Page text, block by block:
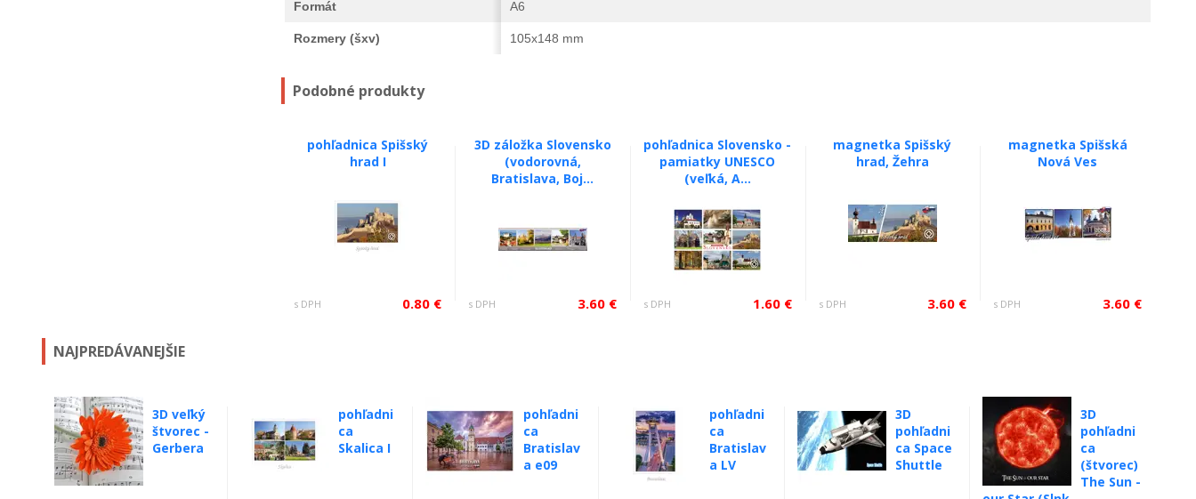
Formát A6
Rozmery (šxv) 105x148 mm
Podobné produkty
pohľadnica Spišský
hrad I
s DPH 0.80 €
3D záložka Slovensko
(vodorovná,
Bratislava, Boj...
s DPH 3.60 €
pohľadnica Slovensko -
pamiatky UNESCO
(veľká, A...
s DPH 1.60 €
magnetka Spišský
hrad, Žehra
s DPH 3.60 €
magnetka Spišská
Nová Ves
s DPH 3.60 €
NAJPREDÁVANEJŠIE
3D veľký
štvorec -
Gerbera
pohľadni
ca
Skalica I
pohľadni
ca
Bratislav
a e09
pohľadni
ca
Bratislav
a LV
3D
pohľadni
ca Space
Shuttle
3D
pohľadni
ca
(štvorec)
The Sun -